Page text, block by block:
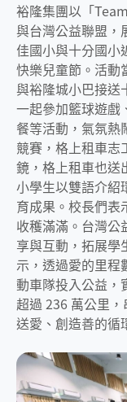
裕隆集團以「
與台灣公益聯盟，
佳國小與十分國小
快樂兒童節。活動
與裕隆城小巴接送
一起參加籃球遊戲
餐等活動，氣氛熱
競賽，格上租車志
鏡，格上租車也送
小學生以雙語介紹
育成果。校長們表
收穫滿滿。台灣公
享與互動，拓展學
示，透過愛的里程
動車隊投入公益，
超過 236 萬公里
送愛、創造善的循